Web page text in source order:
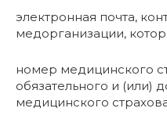
электронная почта,
медорганизации,
номер медицинского
обязательного и (или)
медицинского